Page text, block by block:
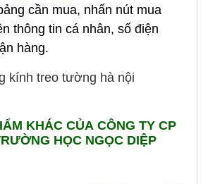
cần mua, nhấn nút mua
thông tin cá nhân, số điện
hàng.
KHÁC CỦA CÔNG TY CP
HỌC NGỌC DIỆP